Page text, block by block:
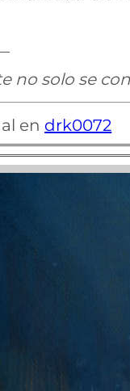
no solo se
en drk0072